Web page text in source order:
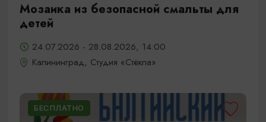
Мозаика из безопасной смальты для
детей
24.07.2026 - 28.08.2026, 14:00
Калининград, Студия «Стёкла»
БЕСПЛАТНО